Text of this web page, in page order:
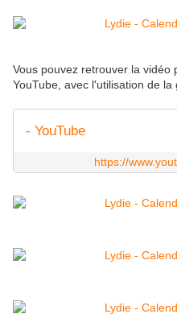
Vous pouvez retrouver la vidéo
YouTube, avec l'utilisation de la
- YouTube
https://